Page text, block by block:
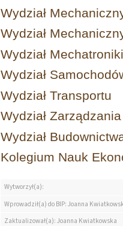
Wydział
Wydział
Wydział Mechatroniki
Wydział
Wydział Transportu
Wydział Zarządzania
Wydział
Kolegium Nauk
Wytworzył(a):
Wprowadził(a) do BIP: Joanna
Zaktualizował(a): Joanna Kwiatkowska